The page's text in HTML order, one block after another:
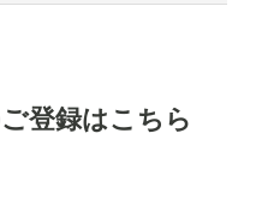
登録はこちら